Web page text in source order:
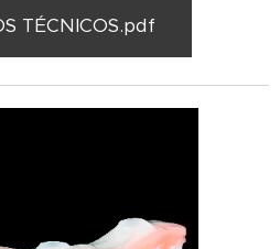
TÉCNICOS.pdf